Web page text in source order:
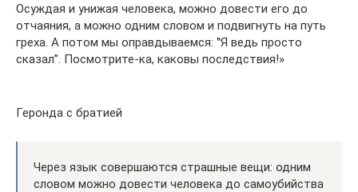
Осуждая и унижая человека, можно довести его до
отчаяния, а можно одним словом и подвигнуть на путь
греха. А потом мы оправдываемся: ‟Я ведь просто
сказал”. Посмотрите-ка, каковы последствия!»
Геронда с братией
Через язык совершаются страшные вещи: одним
словом можно довести человека до самоубийства